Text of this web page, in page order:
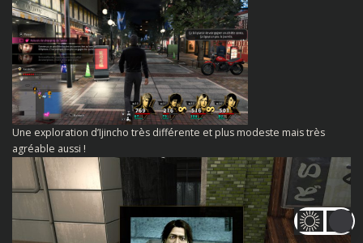
Une exploration d’Ijincho très différente et plus modeste mais très
agréable aussi !